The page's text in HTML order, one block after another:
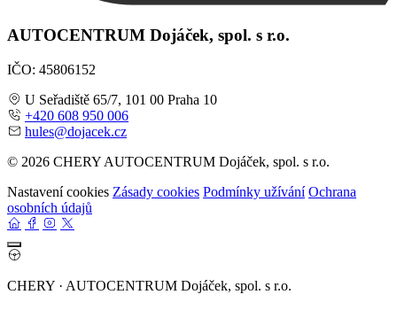
AUTOCENTRUM Dojáček, spol. s r.o.
IČO: 45806152
U Seřadiště 65/7, 101 00 Praha 10
+420 608 950 006
hules@dojacek.cz
© 2026 CHERY AUTOCENTRUM Dojáček, spol. s r.o.
Nastavení cookies Zásady cookies Podmínky užívání Ochrana
osobních údajů
CHERY · AUTOCENTRUM Dojáček, spol. s r.o.